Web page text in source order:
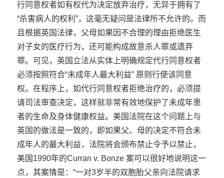
行同意权者如有权代为决定放弃治疗，无异于拥有了
“杀害病人的权利”，这毫无疑问是法律所不允许的。而
且根据英国法律，父母如果因不合理的理由拒绝医生
对子女的医疗行为，还可能构成故意杀人罪或遗弃
罪。可见，英国立法从实体上明确规定代行同意权者
必须按照符合“未成年人最大利益” 原则行使该同意
权。在程序上，如代行同意权者拒绝治疗的，必须提
请司法审查决定，这样就非常有效地保护了未成年患
者的生命及身体健康权益。美国法院在这个问题上与
英国的做法是一致的，即如果父、母的决定不符合未
成年人的最大利益，法院将会颁布禁止令予以禁止，
美国1990年的Curran v. Bonze 案可以很好地说明这一
点，其案情是：“一对3岁半的双胞胎父亲向法院请求